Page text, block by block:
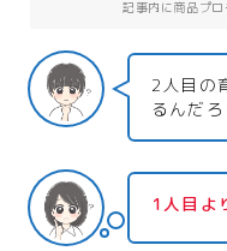
記事内に商品プ
2人目の
るんだろ
1人目よ